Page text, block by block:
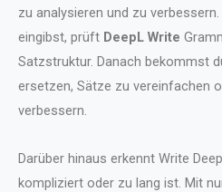
zu analysieren und zu
eingibst, prüft DeepL Write
Satzstruktur. Danach bekommst
ersetzen, Sätze zu vereinfachen
verbessern.
Darüber hinaus erkennt Write
kompliziert oder zu lang ist. Mit